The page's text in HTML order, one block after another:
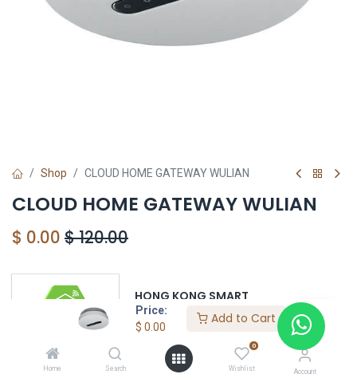
Price:
$ 0.00
Add to Cart
Home Search
0
Wishlist Account
Shop CLOUD HOME GATEWAY WULIAN
CLOUD HOME GATEWAY WULIAN
$ 0.00 $120.00
HONG KONG SMART
TORRE EL DORADO+507 6291-3168